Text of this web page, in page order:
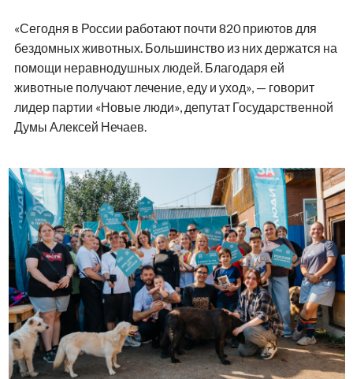
«Сегодня в России работают почти 820 приютов для
бездомных животных. Большинство из них держатся на
помощи неравнодушных людей. Благодаря ей
животные получают лечение, еду и уход», — говорит
лидер партии «Новые люди», депутат Государственной
Думы Алексей Нечаев.